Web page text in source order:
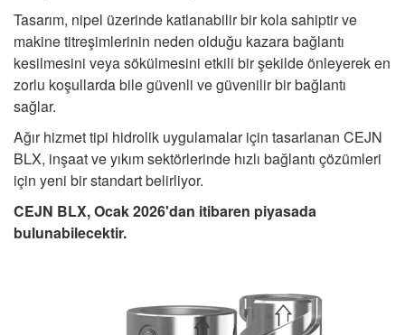
Tasarım, nipel üzerinde katlanabilir bir kola sahiptir ve
makine titreşimlerinin neden olduğu kazara bağlantı
kesilmesini veya sökülmesini etkili bir şekilde önleyerek en
zorlu koşullarda bile güvenli ve güvenilir bir bağlantı
sağlar.
Ağır hizmet tipi hidrolik uygulamalar için tasarlanan CEJN
BLX, inşaat ve yıkım sektörlerinde hızlı bağlantı çözümleri
için yeni bir standart belirliyor.
CEJN BLX, Ocak 2026'dan itibaren piyasada
bulunabilecektir.